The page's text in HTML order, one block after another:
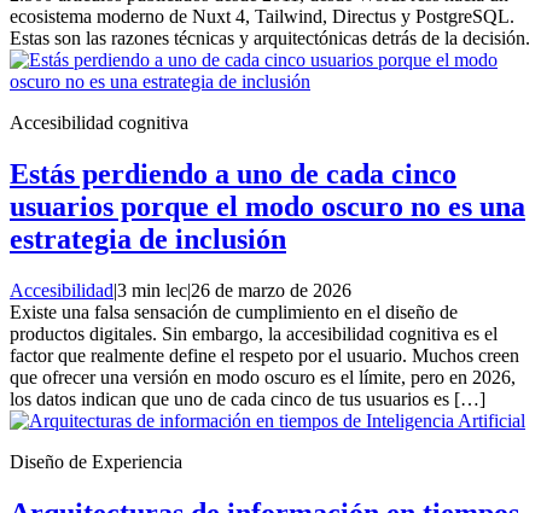
ecosistema moderno de Nuxt 4, Tailwind, Directus y PostgreSQL.
Estas son las razones técnicas y arquitectónicas detrás de la decisión.
Accesibilidad cognitiva
Estás perdiendo a uno de cada cinco
usuarios porque el modo oscuro no es una
estrategia de inclusión
Accesibilidad|3 min lec|26 de marzo de 2026
Existe una falsa sensación de cumplimiento en el diseño de
productos digitales. Sin embargo, la accesibilidad cognitiva es el
factor que realmente define el respeto por el usuario. Muchos creen
que ofrecer una versión en modo oscuro es el límite, pero en 2026,
los datos indican que uno de cada cinco de tus usuarios es […]
Diseño de Experiencia